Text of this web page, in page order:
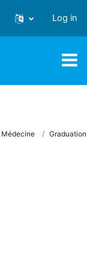
search input
Log in
Médecine
Graduation